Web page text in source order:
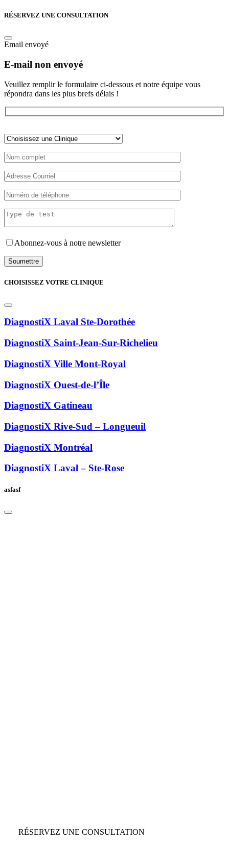
RÉSERVEZ UNE CONSULTATION
Email envoyé
E-mail non envoyé
Veuillez remplir le formulaire ci-dessous et notre équipe vous
répondra dans les plus brefs délais !
laisser
champ
Abonnez-vous à notre newsletter
CHOISISSEZ VOTRE CLINIQUE
DiagnostiX Laval Ste-Dorothée
DiagnostiX Saint-Jean-Sur-Richelieu
DiagnostiX Ville Mont-Royal
DiagnostiX Ouest-de-l’Île
DiagnostiX Gatineau
DiagnostiX Rive-Sud – Longueuil
DiagnostiX Montréal
DiagnostiX Laval – Ste-Rose
asfasf
RÉSERVEZ UNE CONSULTATION